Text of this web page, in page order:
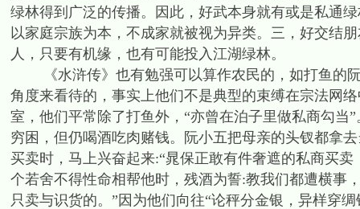
绿林得到广泛的传播。因此，好武本身就有或是私通
以家庭宗族为本，不成家就被视为异类。三，好交结
人，只要有机缘，也有可能投入江湖绿林。
《水浒传》也有勉强可以算作农民的，如打鱼的阮
角度来看待的，事实上他们不是典型的束缚在宗法网
室，他们平常除了打鱼外，“亦曾在泊子里做私商勾
穷困，但仍喝酒吃肉赌钱。阮小五把母亲的头钗都拿
买卖时，马上兴奋起来:“晁保正敢有件奢遮的私商买
个若舍不得性命相帮他时，残酒为誓:教我们都遭横事
只卖与识货的。”因为他们向往“论秤分金银，异样穿